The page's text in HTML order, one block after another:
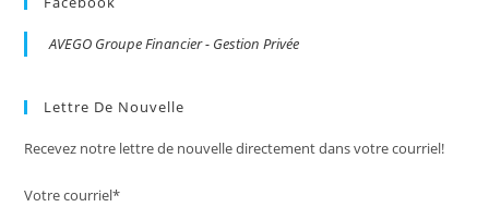
AVEGO Groupe Financier - Gestion Privée
Lettre De Nouvelle
Recevez notre lettre de nouvelle directement dans votre courriel!
Votre courriel*